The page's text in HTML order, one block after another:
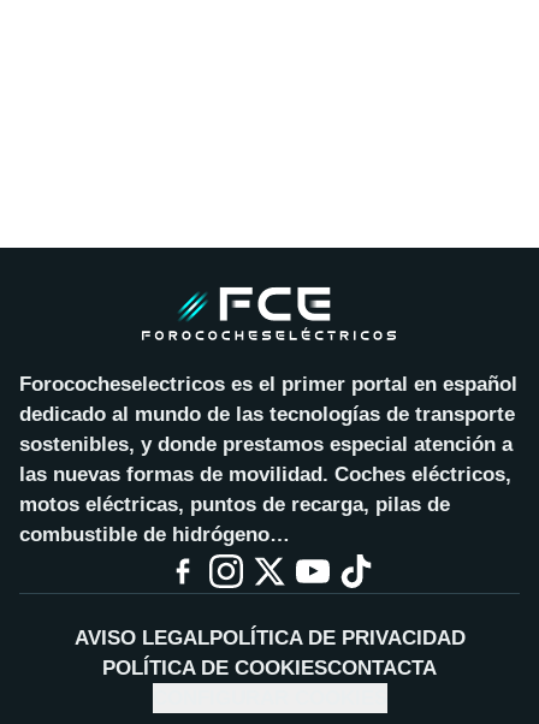
Forococheselectricos es el primer portal en español
dedicado al mundo de las tecnologías de transporte
sostenibles, y donde prestamos especial atención a
las nuevas formas de movilidad. Coches eléctricos,
motos eléctricas, puntos de recarga, pilas de
combustible de hidrógeno…
AVISO LEGALPOLÍTICA DE PRIVACIDAD
POLÍTICA DE COOKIESCONTACTA